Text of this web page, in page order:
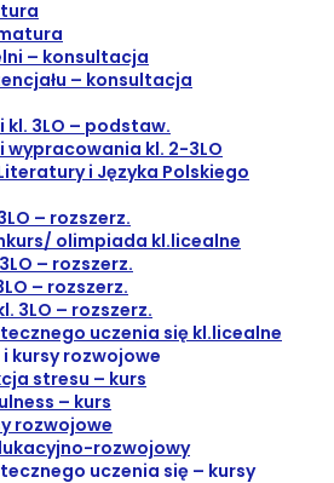
– konsultacja
– konsultacja
kl. 3LO – podstaw.
wypracowania kl. 2-3LO
i Języka Polskiego
– rozszerz.
olimpiada kl.licealne
– rozszerz.
– rozszerz.
3LO – rozszerz.
uczenia się kl.licealne
kursy rozwojowe
stresu – kurs
– kurs
rozwojowe
rozwojowy
uczenia się – kursy